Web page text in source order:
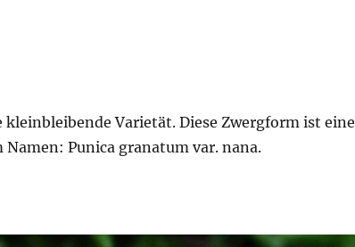
kleinbleibende Varietät. Diese Zwergform ist eine
Punica granatum var. nana.